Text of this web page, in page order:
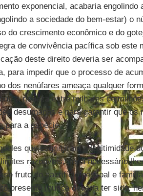
exponencial, acabaria engolindo
a sociedade do bem-estar) o
do crescimento econômico e do
de convivência pacífica sob este
deste direito deveria ser
para impedir que o processo de
dos nenúfares ameaça qualquer
a riqueza entre milhares de
desumanas e para garantir que os
para a espécie.
que esgrimiram a legitimidade
razoáveis, seria necessário
fruto do sacrifício pessoal e
presente (nunca deveria ter sido,